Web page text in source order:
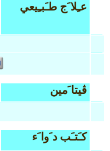
عـِلا َج طـَبـِيعي
ڤيتا َمين
كـَتـَب د َوا َء